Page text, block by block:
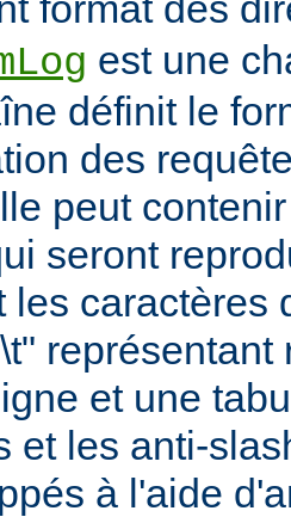
est une
définit le
des
peut
seront
les caractères
et une
et les anti-
à l'aide